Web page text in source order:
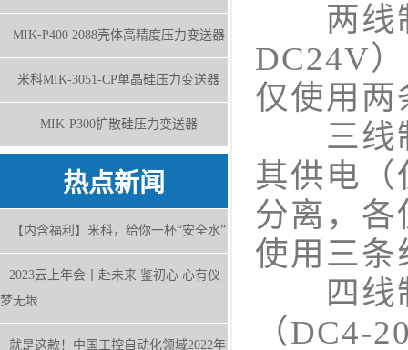
MIK-P400 2088壳体高精度压力变送器
米科MIK-3051-CP单晶硅压力变送器
MIK-P300扩散硅压力变送器
热点新闻
【内含福利】米科，给你一杯“安全水”
2023云上年会丨赴未来 鉴初心 心有仪
梦无垠
就是这款！中国工控自动化领域2022年
两线制
DC24V
仅使用两
三线制
其供电
分离，
使用三条
四线制
（DC4-